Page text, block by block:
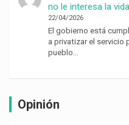
no le interesa la
22/04/2026
El gobierno está
a privatizar el servicio
pueblo…
Opinión